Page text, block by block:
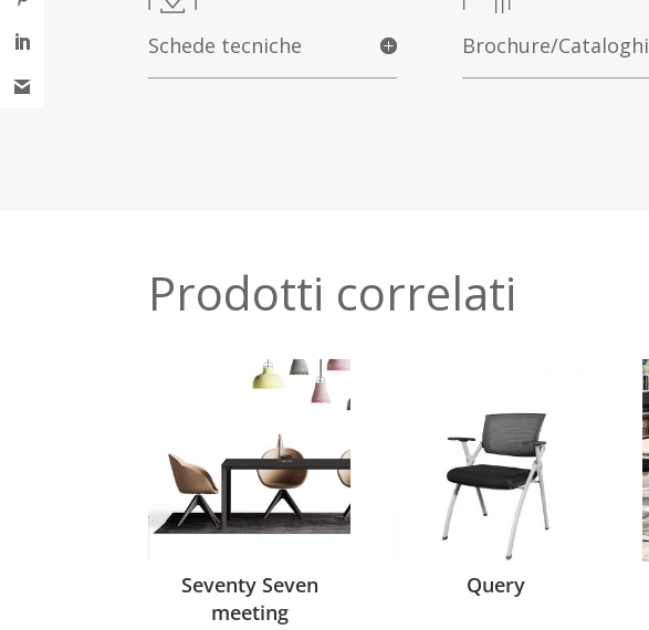
Schede tecniche Brochure/Cataloghi
Prodotti correlati
Seventy Seven
meeting
Query